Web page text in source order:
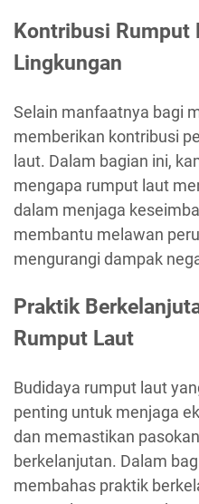
Kontribusi Rumput
Lingkungan
Selain manfaatnya bagi
memberikan kontribusi
laut. Dalam bagian ini,
mengapa rumput laut
dalam menjaga
membantu melawan
mengurangi dampak
Praktik
Rumput Laut
Budidaya rumput laut
penting untuk menjaga
dan memastikan
berkelanjutan. Dalam
membahas praktik